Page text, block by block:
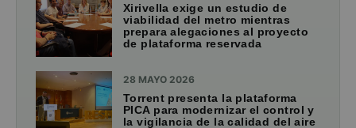
Xirivella exige un estudio de
viabilidad del metro mientras
prepara alegaciones al proyecto
de plataforma reservada
28 MAYO 2026
Torrent presenta la plataforma
PICA para modernizar el control y
la vigilancia de la calidad del aire